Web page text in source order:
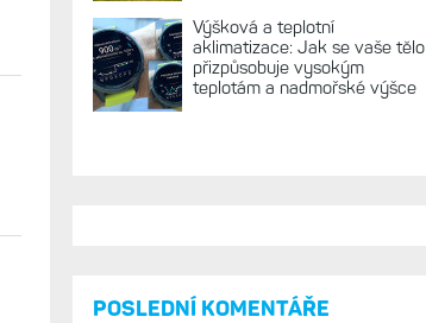
Výšková a teplotní
aklimatizace: Jak se vaše tělo
přizpůsobuje vysokým
teplotám a nadmořské výšce
POSLEDNÍ KOMENTÁŘE